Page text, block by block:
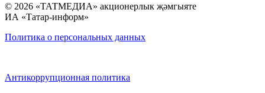
© 2026 «ТАТМЕДИА» акционерлык җәмгыяте
ИА «Татар-информ»
Политика о персональных данных
Антикоррупционная политика